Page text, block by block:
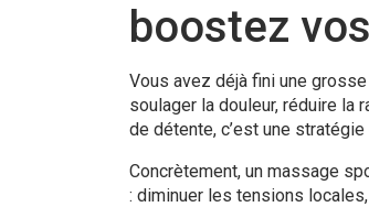
boostez
Vous avez déjà fini une
soulager la douleur, réduire la
de détente, c’est une
Concrètement, un massage
: diminuer les tensions